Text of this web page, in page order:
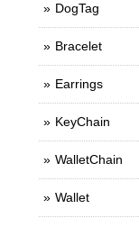
DogTag
Bracelet
Earrings
KeyChain
WalletChain
Wallet